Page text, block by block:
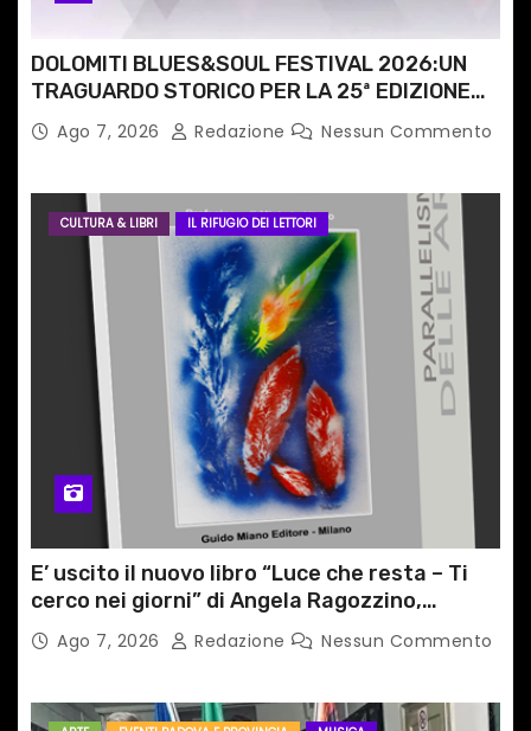
l
i
DOLOMITI BLUES&SOUL FESTIVAL 2026:UN
TRAGUARDO STORICO PER LA 25ª EDIZIONE
TRA LE CIME PATRIMONIO UNESCO
Ago 7, 2026 Redazione Nessun Commento
CULTURA & LIBRI IL RIFUGIO DEI LETTORI
E’ uscito il nuovo libro “Luce che resta – Ti
cerco nei giorni” di Angela Ragozzino,
medico primario di Capua
Ago 7, 2026 Redazione Nessun Commento